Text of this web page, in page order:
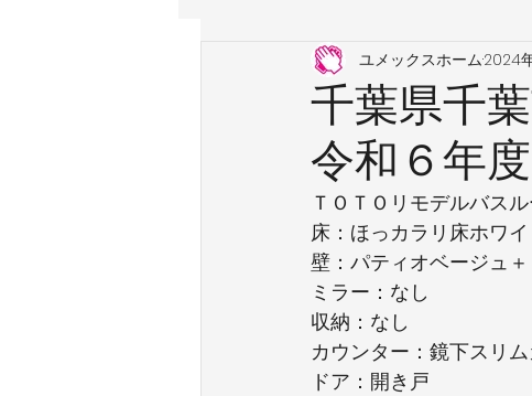
千葉県千
令和６年
ユメックスホーム2024
ＴＯＴＯリモデルバス
床：ほっカラリ床ホワイ
壁：パティオベージュ
ミラー：なし
収納：なし
カウンター：鏡下スリ
ドア：開き戸